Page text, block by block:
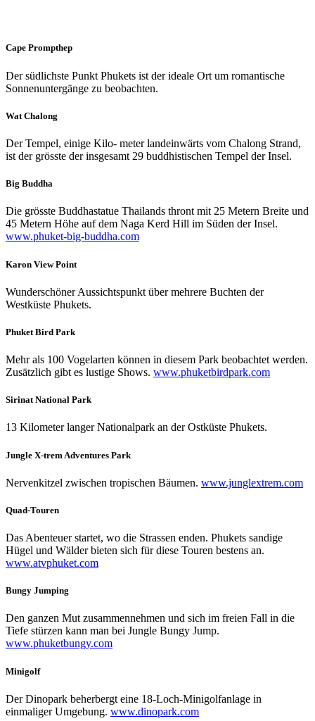
Cape Prompthep
Der südlichste Punkt Phukets ist der ideale Ort um romantische
Sonnenuntergänge zu beobachten.
Wat Chalong
Der Tempel, einige Kilo- meter landeinwärts vom Chalong Strand,
ist der grösste der insgesamt 29 buddhistischen Tempel der Insel.
Big Buddha
Die grösste Buddhastatue Thailands thront mit 25 Metern Breite und
45 Metern Höhe auf dem Naga Kerd Hill im Süden der Insel.
www.phuket-big-buddha.com
Karon View Point
Wunderschöner Aussichtspunkt über mehrere Buchten der
Westküste Phukets.
Phuket Bird Park
Mehr als 100 Vogelarten können in diesem Park beobachtet werden.
Zusätzlich gibt es lustige Shows. www.phuketbirdpark.com
Sirinat National Park
13 Kilometer langer Nationalpark an der Ostküste Phukets.
Jungle X-trem Adventures Park
Nervenkitzel zwischen tropischen Bäumen. www.junglextrem.com
Quad-Touren
Das Abenteuer startet, wo die Strassen enden. Phukets sandige
Hügel und Wälder bieten sich für diese Touren bestens an.
www.atvphuket.com
Bungy Jumping
Den ganzen Mut zusammennehmen und sich im freien Fall in die
Tiefe stürzen kann man bei Jungle Bungy Jump.
www.phuketbungy.com
Minigolf
Der Dinopark beherbergt eine 18-Loch-Minigolfanlage in
einmaliger Umgebung. www.dinopark.com